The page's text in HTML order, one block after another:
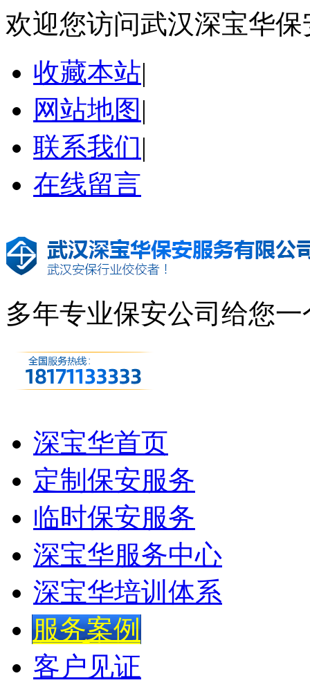
欢迎您访问武汉深宝华
收藏本站|
网站地图 |
联系我们|
在线留言
多年专业保安公司 给您一
深宝华首页
定制保安服务
临时保安服务
深宝华服务中心
深宝华培训体系
服务案例
客户见证